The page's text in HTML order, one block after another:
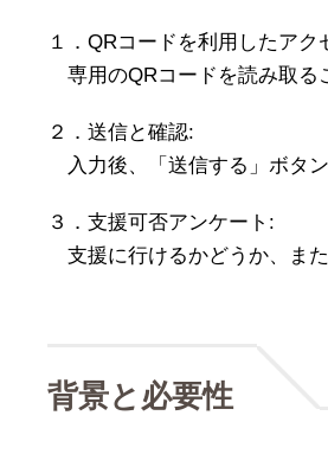
１．QRコードを利用したアク
専用のQRコードを読み取る
２．送信と確認:
入力後、「送信する」ボタ
３．支援可否アンケート:
支援に行けるかどうか、ま
背景と必要性